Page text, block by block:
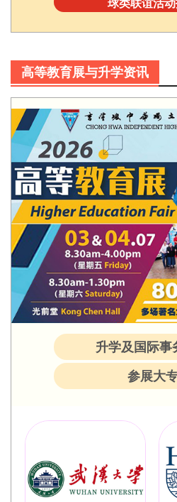
球类联谊活
高等教育展与升学资讯
升学及国际事
参展大